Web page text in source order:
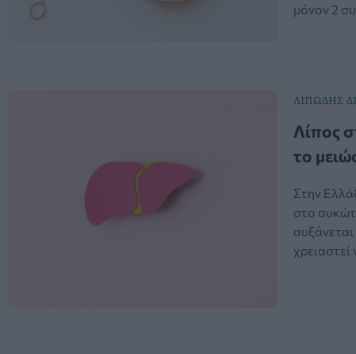
μόνον 2
ΛΙΠΩΔΗΣ
Λίπος
το
Στην
στο